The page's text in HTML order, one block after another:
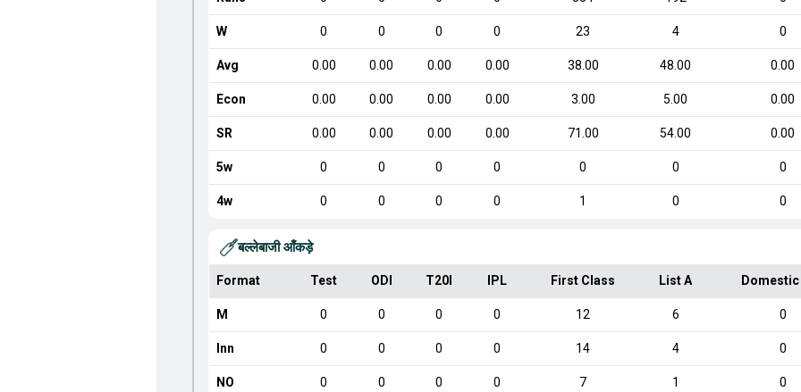
W 0 0 0 0 23 4 0
Avg 0.00 0.00 0.00 0.00 38.00 48.00 0.00
Econ 0.00 0.00 0.00 0.00 3.00 5.00 0.00
SR 0.00 0.00 0.00 0.00 71.00 54.00 0.00
5w 0 0 0 0 0 0 0
4w 0 0 0 0 1 0 0
बल्लेबाजी आँकड़े
Format Test ODI T20I IPL First Class List A
M 0 0 0 0 12 6 0
Inn 0 0 0 0 14 4 0
NO 0 0 0 0 7 1 0